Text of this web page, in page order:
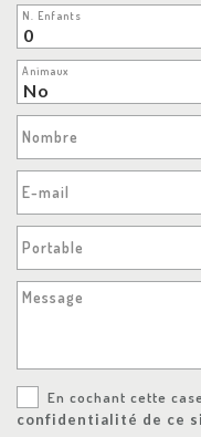
N. Enfants
Animaux
Nombre
E-mail
Portable
Message
En cochant cette
confidentialité de ce